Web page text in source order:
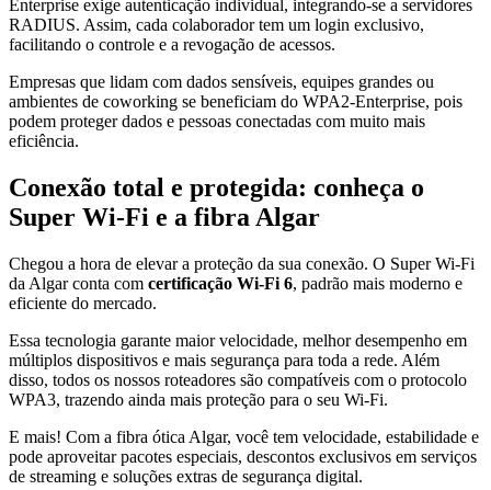
Enterprise exige autenticação individual, integrando-se a servidores
RADIUS. Assim, cada colaborador tem um login exclusivo,
facilitando o controle e a revogação de acessos.
Empresas que lidam com dados sensíveis, equipes grandes ou
ambientes de coworking se beneficiam do WPA2-Enterprise, pois
podem proteger dados e pessoas conectadas com muito mais
eficiência.
Conexão total e protegida: conheça o
Super Wi-Fi e a fibra Algar
Chegou a hora de elevar a proteção da sua conexão. O Super Wi-Fi
da Algar conta com certificação Wi-Fi 6, padrão mais moderno e
eficiente do mercado.
Essa tecnologia garante maior velocidade, melhor desempenho em
múltiplos dispositivos e mais segurança para toda a rede. Além
disso, todos os nossos roteadores são compatíveis com o protocolo
WPA3, trazendo ainda mais proteção para o seu Wi-Fi.
E mais! Com a fibra ótica Algar, você tem velocidade, estabilidade e
pode aproveitar pacotes especiais, descontos exclusivos em serviços
de streaming e soluções extras de segurança digital.